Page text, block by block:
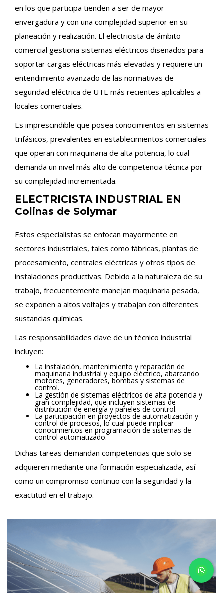
en los que participa tienden a ser de mayor
envergadura y con una complejidad superior en su
planeación y realización. El electricista de ámbito
comercial gestiona sistemas eléctricos diseñados para
soportar cargas eléctricas más elevadas y requiere un
entendimiento avanzado de las normativas de
seguridad eléctrica de UTE más recientes aplicables a
locales comerciales.
Es imprescindible que posea conocimientos en sistemas
trifásicos, prevalentes en establecimientos comerciales
que operan con maquinaria de alta potencia, lo cual
demanda un nivel más alto de competencia técnica por
su complejidad incrementada.
ELECTRICISTA INDUSTRIAL EN
Colinas de Solymar
Estos especialistas se enfocan mayormente en
sectores industriales, tales como fábricas, plantas de
procesamiento, centrales eléctricas y otros tipos de
instalaciones productivas. Debido a la naturaleza de su
trabajo, frecuentemente manejan maquinaria pesada,
se exponen a altos voltajes y trabajan con diferentes
sustancias químicas.
Las responsabilidades clave de un técnico industrial
incluyen:
La instalación, mantenimiento y reparación de
maquinaria industrial y equipo eléctrico, abarcando
motores, generadores, bombas y sistemas de
control.
La gestión de sistemas eléctricos de alta potencia y
gran complejidad, que incluyen sistemas de
distribución de energía y paneles de control.
La participación en proyectos de automatización y
control de procesos, lo cual puede implicar
conocimientos en programación de sistemas de
control automatizado.
Dichas tareas demandan competencias que solo se
adquieren mediante una formación especializada, así
como un compromiso continuo con la seguridad y la
exactitud en el trabajo.